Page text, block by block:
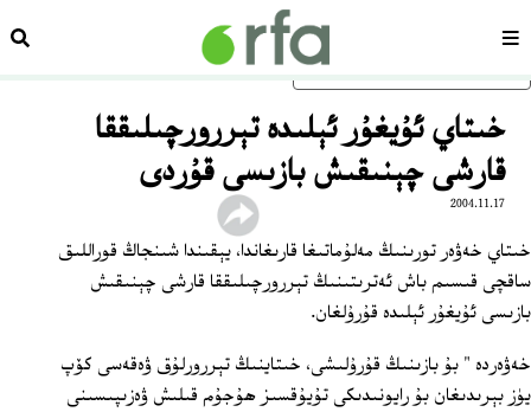
ئاساسلىق مەزمۇنغا ئاتلاڭسەھىپە
خىتاي ئۇيغۇر ئېلىدە تېررورچىلىققا
قارشى چېنىقىش بازىسى قۇردى
2004.11.17
خىتاي خەۋەر تورىنىڭ مەلۇماتىغا قارىغاندا، يېقىندا شىنجاڭ قوراللىق
ساقچى قىسىم باش ئەترىتىنىڭ تېررورچىلىققا قارشى چېنىقىش
بازىسى ئۇيغۇر ئېلىدە قۇرۇلغان.
خەۋەردە " بۇ بازىنىڭ قۇرۇلىشى، خىتاينىڭ تېررورلۇق ۋەقەسى كۆپ
يۈز بېرىدىغان بۇ رايونىدىكى تۇيۇقسىز ھۇجۇم قىلىش ۋەزىپىسىنى